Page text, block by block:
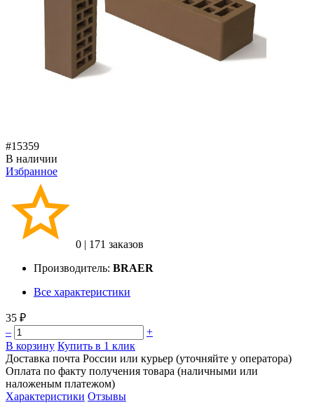
#15359
В наличии
Избранное
0 | 171 заказов
Производитель: BRAER
Все характеристики
35 ₽
–
+
В корзину Купить в 1 клик
Доставка почта России или курьер (уточняйте у оператора)
Оплата по факту получения товара (наличными или
наложеным платежом)
Характеристики Отзывы